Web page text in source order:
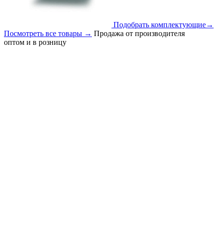
Подобрать комплектующие→
Посмотреть все товары → Продажа от производителя
оптом и в розницу